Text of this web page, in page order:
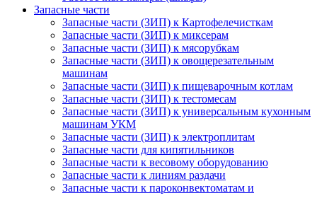
Запасные части
Запасные части (ЗИП) к Картофелечисткам
Запасные части (ЗИП) к миксерам
Запасные части (ЗИП) к мясорубкам
Запасные части (ЗИП) к овощерезательным
машинам
Запасные части (ЗИП) к пищеварочным котлам
Запасные части (ЗИП) к тестомесам
Запасные части (ЗИП) к универсальным кухонным
машинам УКМ
Запасные части (ЗИП) к электроплитам
Запасные части для кипятильников
Запасные части к весовому оборудованию
Запасные части к линиям раздачи
Запасные части к пароконвектоматам и